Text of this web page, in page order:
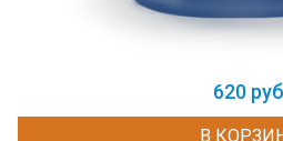
620 руб
В